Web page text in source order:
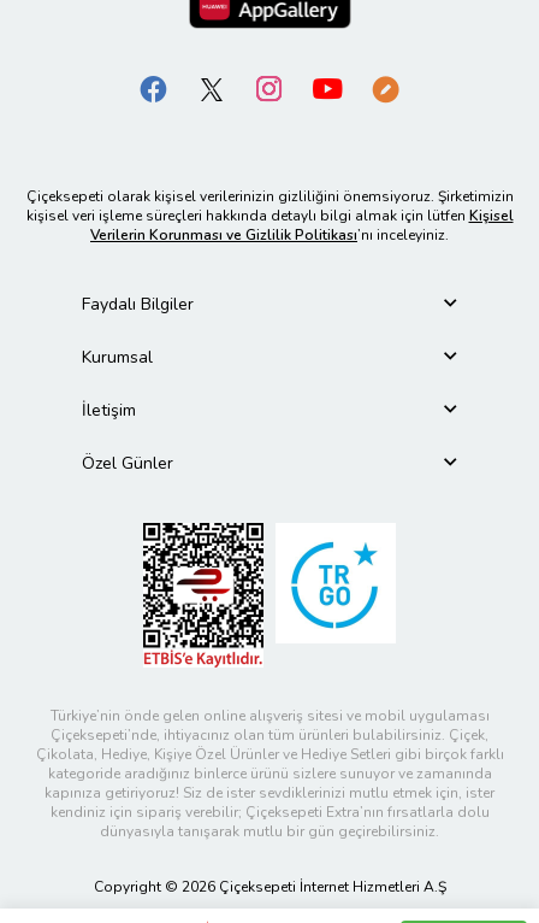
Çiçeksepeti olarak kişisel verilerinizin gizliliğini önemsiyoruz. Şirketimizin
kişisel veri işleme süreçleri hakkında detaylı bilgi almak için lütfen Kişisel
Verilerin Korunması ve Gizlilik Politikası’nı inceleyiniz.
Faydalı Bilgiler
Kurumsal
İletişim
Özel Günler
Türkiye’nin önde gelen online alışveriş sitesi ve mobil uygulaması
Çiçeksepeti’nde, ihtiyacınız olan tüm ürünleri bulabilirsiniz. Çiçek,
Çikolata, Hediye, Kişiye Özel Ürünler ve Hediye Setleri gibi birçok farklı
kategoride aradığınız binlerce ürünü sizlere sunuyor ve zamanında
kapınıza getiriyoruz! Siz de ister sevdiklerinizi mutlu etmek için, ister
kendiniz için sipariş verebilir; Çiçeksepeti Extra’nın fırsatlarla dolu
dünyasıyla tanışarak mutlu bir gün geçirebilirsiniz.
Copyright © 2026 Çiçeksepeti İnternet Hizmetleri A.Ş